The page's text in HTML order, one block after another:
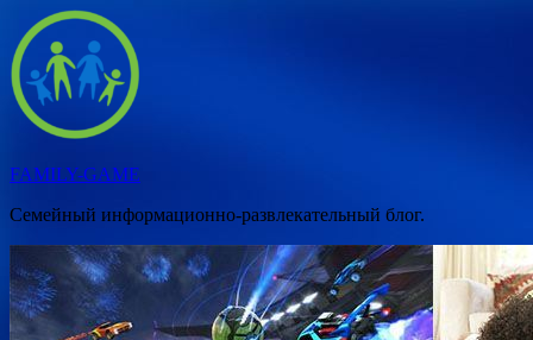
Перейти
содержимому
FAMILY-GAME
Семейный информационно-развлекательный блог.